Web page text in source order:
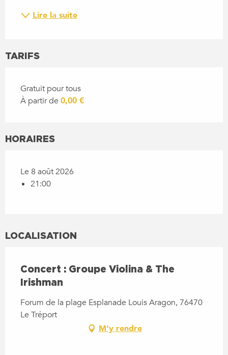
Lire la suite
TARIFS
Gratuit pour tous
À partir de 0,00 €
HORAIRES
Le 8 août 2026
21:00
LOCALISATION
Concert : Groupe Violina & The
Irishman
Forum de la plage Esplanade Louis Aragon, 76470
Le Tréport
M'y rendre